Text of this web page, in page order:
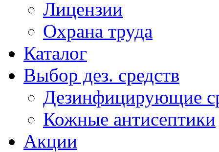
Лицензии
Охрана труда
Каталог
Выбор дез. средств
Дезинфицирующие
Кожные антисептики
Акции